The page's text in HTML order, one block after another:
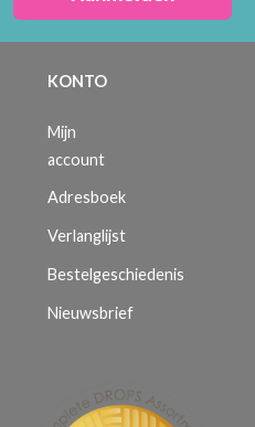
KONTO
Mijn
account
Adresboek
Verlanglijst
Bestelgeschiedenis
Nieuwsbrief